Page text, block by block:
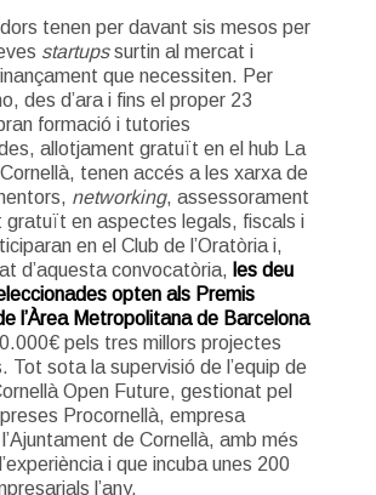
tenen per davant sis mesos per
startupssurtin al mercat i
que necessiten. Per
des d’ara i fins el proper 23
formació i tutories
allotjament gratuït en el hub La
tenen accés a les xarxa de
networking, assessorament
gratuït en aspectes legals, fiscals i
en el Club de l’Oratòria i,
d’aquesta convocatòria, les deu
opten als Premis
l’Àrea Metropolitana de Barcelona
pels tres millors projectes
Tot sota la supervisió de l’equip de
Open Future, gestionat pel
Procornellà, empresa
de Cornellà, amb més
i que incuba unes 200
l’any.